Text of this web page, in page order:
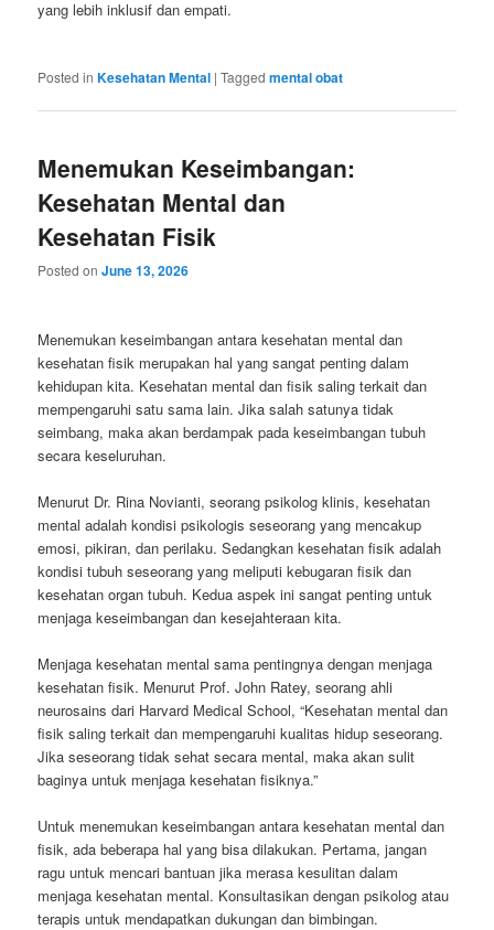
yang lebih inklusif dan empati.
Posted in Kesehatan Mental |Tagged mental obat
Menemukan Keseimbangan:
Kesehatan Mental dan
Kesehatan Fisik
Posted onJune 13, 2026
Menemukan keseimbangan antara kesehatan mental dan
kesehatan fisik merupakan hal yang sangat penting dalam
kehidupan kita. Kesehatan mental dan fisik saling terkait dan
mempengaruhi satu sama lain. Jika salah satunya tidak
seimbang, maka akan berdampak pada keseimbangan tubuh
secara keseluruhan.
Menurut Dr. Rina Novianti, seorang psikolog klinis, kesehatan
mental adalah kondisi psikologis seseorang yang mencakup
emosi, pikiran, dan perilaku. Sedangkan kesehatan fisik adalah
kondisi tubuh seseorang yang meliputi kebugaran fisik dan
kesehatan organ tubuh. Kedua aspek ini sangat penting untuk
menjaga keseimbangan dan kesejahteraan kita.
Menjaga kesehatan mental sama pentingnya dengan menjaga
kesehatan fisik. Menurut Prof. John Ratey, seorang ahli
neurosains dari Harvard Medical School, “Kesehatan mental dan
fisik saling terkait dan mempengaruhi kualitas hidup seseorang.
Jika seseorang tidak sehat secara mental, maka akan sulit
baginya untuk menjaga kesehatan fisiknya.”
Untuk menemukan keseimbangan antara kesehatan mental dan
fisik, ada beberapa hal yang bisa dilakukan. Pertama, jangan
ragu untuk mencari bantuan jika merasa kesulitan dalam
menjaga kesehatan mental. Konsultasikan dengan psikolog atau
terapis untuk mendapatkan dukungan dan bimbingan.